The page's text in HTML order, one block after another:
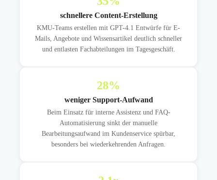
schnellere Content-Erstellung
KMU-Teams erstellen mit GPT-4.1 Entwürfe für E-
Mails, Angebote und Wissensartikel deutlich schneller
und entlasten Fachabteilungen im Tagesgeschäft.
28%
weniger Support-Aufwand
Beim Einsatz für interne Assistenz und FAQ-
Automatisierung sinkt der manuelle
Bearbeitungsaufwand im Kundenservice spürbar,
besonders bei wiederkehrenden Anfragen.